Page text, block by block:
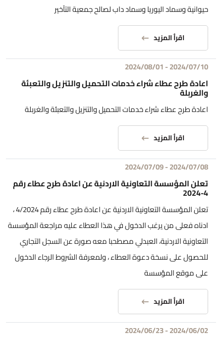
حيوانية وسماد اليوريا وسماد داب لصالح جمعية التآخير
اقرأ المزيد
2024/07/10
-
2024/08/01
اعادة طرح عطاء شراء خدمات التحميل والتنزيل والتعبئة
والغربلة
اعادة طرح عطاء شراء خدمات التحميل والتنزيل والتعبئة والغربلة
اقرأ المزيد
2024/07/08
-
2024/07/09
تعلن المؤسسة التعاونية الاردنية عن اعادة طرح عطاء رقم
4-2024
تعلن المؤسسة التعاونية الاردنية عن اعادة طرح عطاء رقم 4/2024 ،
ادناه فعلى من يرغب الدخول في هذا العطاء عليه مراجعة المؤسسة
التعاونية الاردنية، العبدلي مصطحبا معه صورة عن السجل التجاري
للحصول على نسخة دعوة العطاء ، ولمعرفة الشروط الرجاء الدخول
على موقع المؤسسة
اقرأ المزيد
2024/06/02
-
2024/06/23